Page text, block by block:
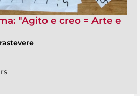
"Agito e creo = Arte e